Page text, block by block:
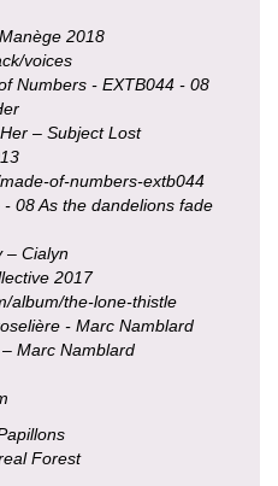
2018
voices
Numbers - EXTB044 - 08
– Subject Lost
of-numbers-extb044
08 As the dandelions fade
– Cialyn
2017
album/the-lone-thistle
- Marc Namblard
Marc Namblard
Forest